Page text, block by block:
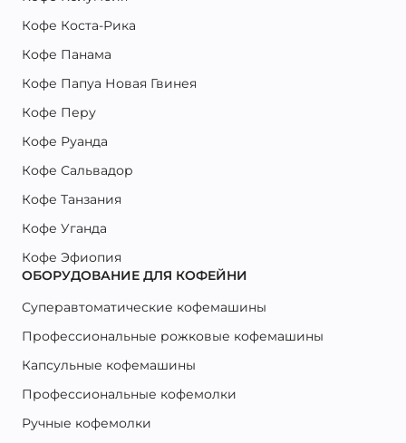
Кофе Коста-Рика
Кофе Панама
Кофе Папуа Новая Гвинея
Кофе Перу
Кофе Руанда
Кофе Сальвадор
Кофе Танзания
Кофе Уганда
Кофе Эфиопия
ОБОРУДОВАНИЕ ДЛЯ КОФЕЙНИ
Суперавтоматические кофемашины
Профессиональные рожковые кофемашины
Капсульные кофемашины
Профессиональные кофемолки
Ручные кофемолки